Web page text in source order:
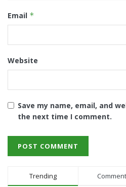
Email *
Website
Save my name, email, and
the next time I comment.
Trending